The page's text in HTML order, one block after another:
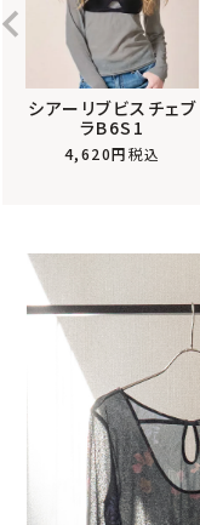
シアーリブビスチェブ
ラB6S1
4,620 税込